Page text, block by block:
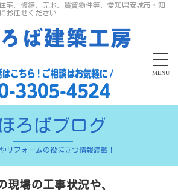
宅、修繕、売地、賃貸物件等、愛知県安城市・知
お任せください
MENU
ろばブログ
リフォームの役に立つ情報満載！
現場の工事状況や、